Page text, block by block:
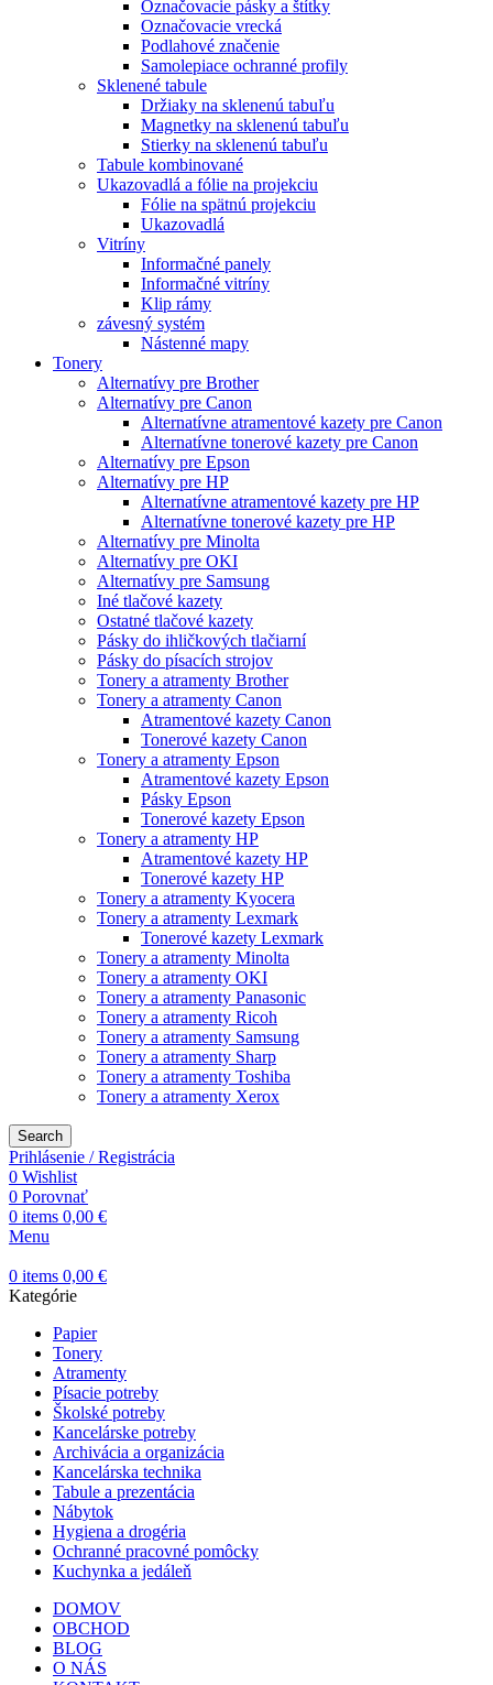
Označovacie pásky a štítky
Označovacie vrecká
Podlahové značenie
Samolepiace ochranné profily
Sklenené tabule
Držiaky na sklenenú tabuľu
Magnetky na sklenenú tabuľu
Stierky na sklenenú tabuľu
Tabule kombinované
Ukazovadlá a fólie na projekciu
Fólie na spätnú projekciu
Ukazovadlá
Vitríny
Informačné panely
Informačné vitríny
Klip rámy
závesný systém
Nástenné mapy
Tonery
Alternatívy pre Brother
Alternatívy pre Canon
Alternatívne atramentové kazety pre Canon
Alternatívne tonerové kazety pre Canon
Alternatívy pre Epson
Alternatívy pre HP
Alternatívne atramentové kazety pre HP
Alternatívne tonerové kazety pre HP
Alternatívy pre Minolta
Alternatívy pre OKI
Alternatívy pre Samsung
Iné tlačové kazety
Ostatné tlačové kazety
Pásky do ihličkových tlačiarní
Pásky do písacích strojov
Tonery a atramenty Brother
Tonery a atramenty Canon
Atramentové kazety Canon
Tonerové kazety Canon
Tonery a atramenty Epson
Atramentové kazety Epson
Pásky Epson
Tonerové kazety Epson
Tonery a atramenty HP
Atramentové kazety HP
Tonerové kazety HP
Tonery a atramenty Kyocera
Tonery a atramenty Lexmark
Tonerové kazety Lexmark
Tonery a atramenty Minolta
Tonery a atramenty OKI
Tonery a atramenty Panasonic
Tonery a atramenty Ricoh
Tonery a atramenty Samsung
Tonery a atramenty Sharp
Tonery a atramenty Toshiba
Tonery a atramenty Xerox
Search
Prihlásenie / Registrácia
0 Wishlist
0 Porovnať
0 items 0,00 €
Menu
0 items 0,00 €
Kategórie
Papier
Tonery
Atramenty
Písacie potreby
Školské potreby
Kancelárske potreby
Archivácia a organizácia
Kancelárska technika
Tabule a prezentácia
Nábytok
Hygiena a drogéria
Ochranné pracovné pomôcky
Kuchynka a jedáleň
DOMOV
OBCHOD
BLOG
O NÁS